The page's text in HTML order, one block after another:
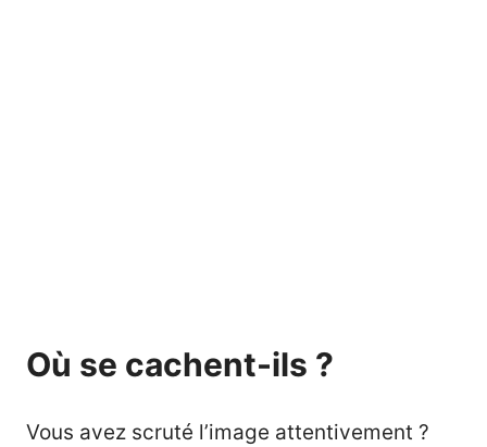
Où se cachent-ils ?
Vous avez scruté l’image attentivement ?